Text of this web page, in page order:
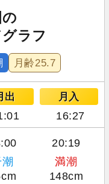
ラフ
月齢25.7
出 月入
16:27
20:19
満潮
148cm